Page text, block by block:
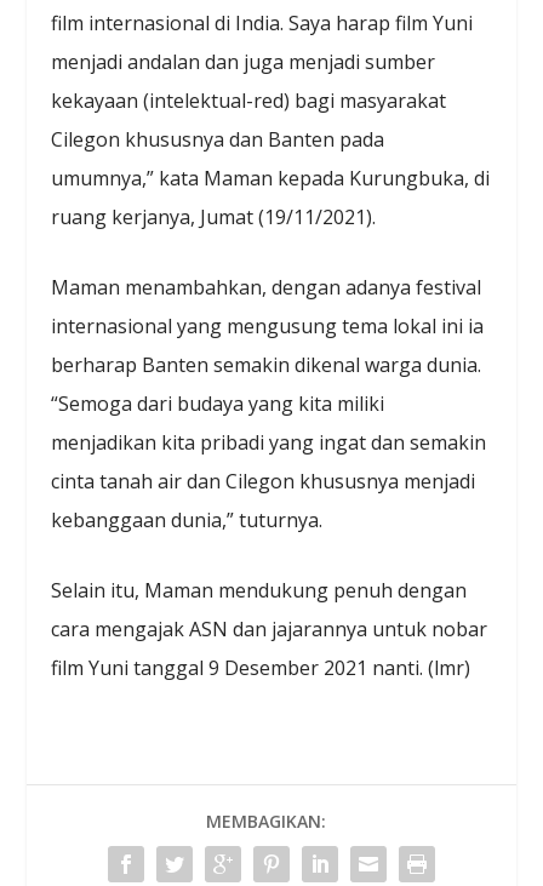
film internasional di India. Saya harap film Yuni
menjadi andalan dan juga menjadi sumber
kekayaan (intelektual-red) bagi masyarakat
Cilegon khususnya dan Banten pada
umumnya,” kata Maman kepada Kurungbuka, di
ruang kerjanya, Jumat (19/11/2021).
Maman menambahkan, dengan adanya festival
internasional yang mengusung tema lokal ini ia
berharap Banten semakin dikenal warga dunia.
“Semoga dari budaya yang kita miliki
menjadikan kita pribadi yang ingat dan semakin
cinta tanah air dan Cilegon khususnya menjadi
kebanggaan dunia,” tuturnya.
Selain itu, Maman mendukung penuh dengan
cara mengajak ASN dan jajarannya untuk nobar
film Yuni tanggal 9 Desember 2021 nanti. (lmr)
MEMBAGIKAN: